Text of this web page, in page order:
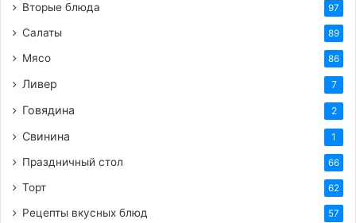
«нитями».
Готовый сироп вливают тонкой струйкой в
взбивать на средних оборотах.
Как только весь сироп добавлен в пюре,
стенок чаши.
(каждый в длину 45-55 см). Закрепляют
Вторые блюда 97
Салаты 89
Мясо 86
Ливер 7
Говядина 2
Свинина 1
Праздничный стол 66
Торт 62
Рецепты вкусных блюд 57